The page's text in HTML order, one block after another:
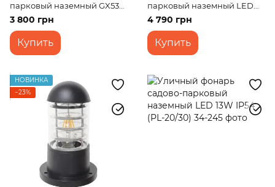
парковый наземный GX53
IP44 (PL-17/50)
3 800 грн
Купить
парковый наземный LED
13W IP54 (PL-20/50)
4 790 грн
Купить
НОВИНКА
−23%